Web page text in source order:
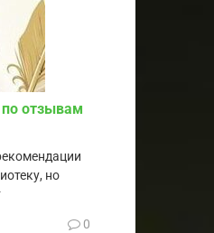
отзывам
но
0